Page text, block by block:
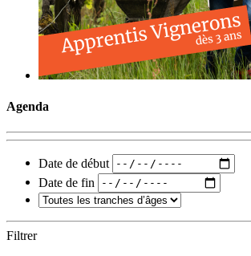
Agenda
Date de début
Date de fin
Filtrer